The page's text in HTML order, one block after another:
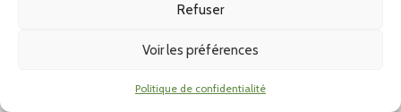
Refuser
Voir les préférences
Politique de confidentialité